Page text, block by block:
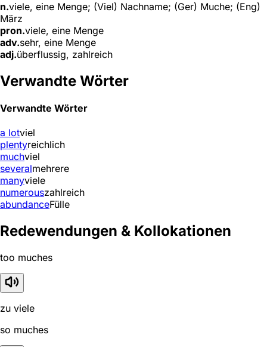
n.viele, eine Menge; (Viel) Nachname; (Ger) Muche; (Eng)
März
pron.viele, eine Menge
adv.sehr, eine Menge
adj.überflussig, zahlreich
Verwandte Wörter
Verwandte Wörter
a lotviel
plentyreichlich
muchviel
severalmehrere
manyviele
numerouszahlreich
abundanceFülle
Redewendungen & Kollokationen
too muches
zu viele
so muches